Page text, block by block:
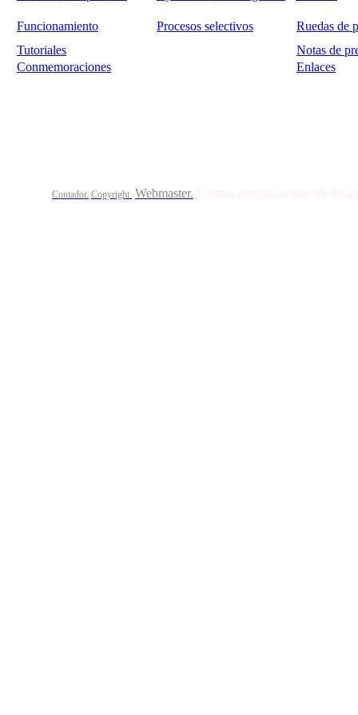
Funcionamiento Procesos selectivos
Ruedas de
Tutoriales
Notas de
Conmemoraciones
Enlaces
Contador. Copyright. Webmaster.